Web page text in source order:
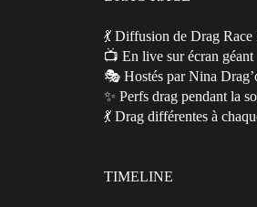
💃 Diffusion de Drag Race
📺 En live sur écran géant
🎭 Hostés par Nina
✨ Perfs drag pendant la
💃 Drag différentes à
TIMELINE